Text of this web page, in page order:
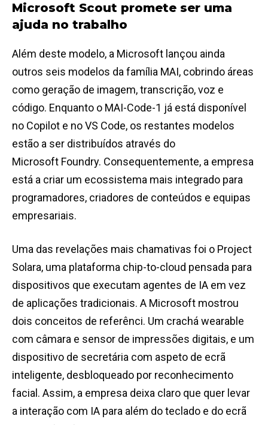
Microsoft Scout promete ser uma
ajuda no trabalho
Além deste modelo, a Microsoft lançou ainda
outros seis modelos da família MAI, cobrindo áreas
como geração de imagem, transcrição, voz e
código. Enquanto o MAI-Code-1 já está disponível
no Copilot e no VS Code, os restantes modelos
estão a ser distribuídos através do
Microsoft Foundry. Consequentemente, a empresa
está a criar um ecossistema mais integrado para
programadores, criadores de conteúdos e equipas
empresariais.
Uma das revelações mais chamativas foi o Project
Solara, uma plataforma chip-to-cloud pensada para
dispositivos que executam agentes de IA em vez
de aplicações tradicionais. A Microsoft mostrou
dois conceitos de referênci. Um crachá wearable
com câmara e sensor de impressões digitais, e um
dispositivo de secretária com aspeto de ecrã
inteligente, desbloqueado por reconhecimento
facial. Assim, a empresa deixa claro que quer levar
a interação com IA para além do teclado e do ecrã